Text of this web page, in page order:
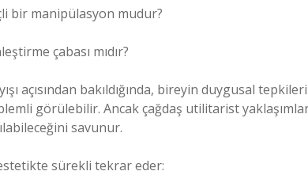
bir manipülasyon mudur?
çabası mıdır?
açısından bakıldığında, bireyin duygusal
görülebilir. Ancak çağdaş utilitarist
savunur.
sürekli tekrar eder: